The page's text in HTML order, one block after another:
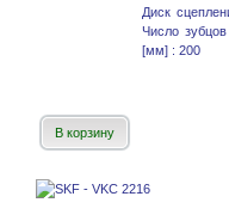
Диск
Число
[мм] : 200
В корзину